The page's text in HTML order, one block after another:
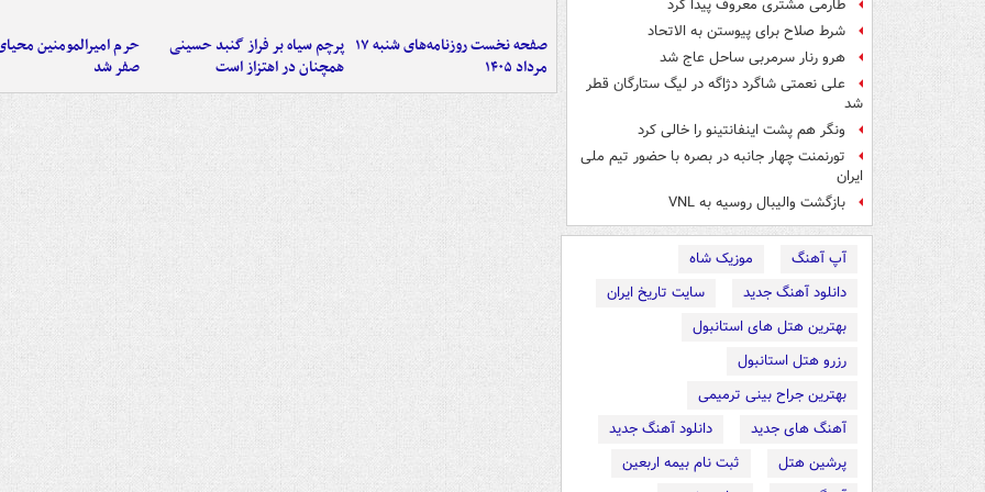
طارمی مشتری معروف پیدا کرد
شرط صلاح برای پیوستن به الاتحاد
هرو رنار سرمربی ساحل عاج شد
علی نعمتی شاگرد دژاگه در لیگ ستارگان قطر
شد
ونگر هم پشت اینفانتینو را خالی کرد
تورنمنت چهار جانبه در بصره با حضور تیم ملی
ایران
بازگشت والیبال روسیه به VNL
آپ آهنگ
موزیک شاه
دانلود آهنگ جدید
سایت تاریخ ایران
بهترین هتل های استانبول
رزرو هتل استانبول
بهترین جراح بینی ترمیمی
آهنگ های جدید
دانلود آهنگ جدید
پرشین هتل
ثبت نام بیمه اربعین
صفحه نخست روزنامه‌های شنبه ۱۷
مرداد ۱۴۰۵
پرچم سیاه بر فراز گنبد حسینی
همچنان در اهتزاز است
حرم امیرالمومنین
صفر شد